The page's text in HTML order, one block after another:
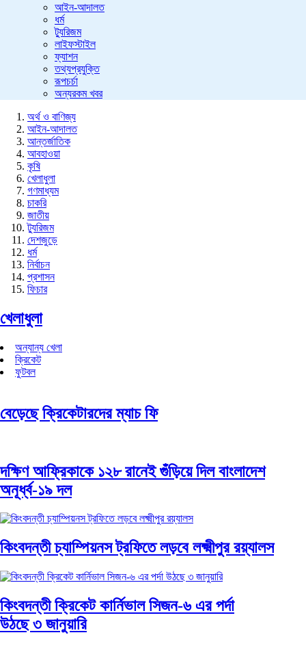
আইন-আদালত
ধর্ম
ট্যুরিজম
লাইফস্টাইল
ফ্যাশন
তথ্যপ্রযুক্তি
রূপচর্চা
অন্যরকম খবর
অর্থ ও বাণিজ্য
আইন-আদালত
আন্তর্জাতিক
আবহাওয়া
কৃষি
খেলাধুলা
গণমাধ্যম
চাকরি
জাতীয়
ট্যুরিজম
দেশজুড়ে
ধর্ম
নির্বাচন
প্রশাসন
ফিচার
খেলাধুলা
অন্যান্য খেলা
ক্রিকেট
ফুটবল
বেড়েছে ক্রিকেটারদের ম্যাচ ফি
দক্ষিণ আফ্রিকাকে ১২৮ রানেই গুঁড়িয়ে দিল বাংলাদেশ
অনূর্ধ্ব-১৯ দল
কিংবদন্তী চ্যাম্পিয়নস ট্রফিতে লড়বে লক্ষ্মীপুর রয়্যালস
কিংবদন্তী ক্রিকেট কার্নিভাল সিজন-৬ এর পর্দা
উঠছে ৩ জানুয়ারি